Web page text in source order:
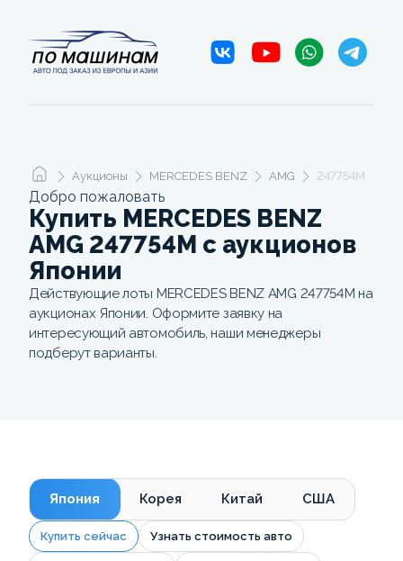
Аукционы MERCEDES BENZ AMG 247754M
Добро пожаловать
Купить MERCEDES BENZ
AMG 247754M c аукционов
Японии
Действующие лоты MERCEDES BENZ AMG 247754M на
аукционах Японии. Оформите заявку на
интересующий автомобиль, наши менеджеры
подберут варианты.
Япония Корея Китай США
Купить сейчас Узнать стоимость авто